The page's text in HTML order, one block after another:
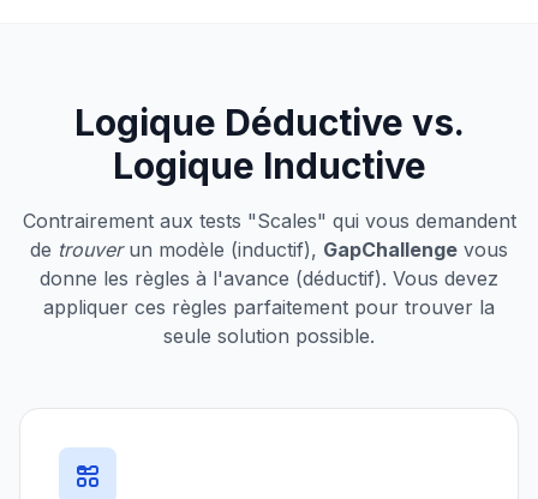
Logique Déductive vs.
Logique Inductive
Contrairement aux tests "Scales" qui vous demandent
de trouverun modèle (inductif), GapChallenge vous
donne les règles à l'avance (déductif). Vous devez
appliquer ces règles parfaitement pour trouver la
seule solution possible.